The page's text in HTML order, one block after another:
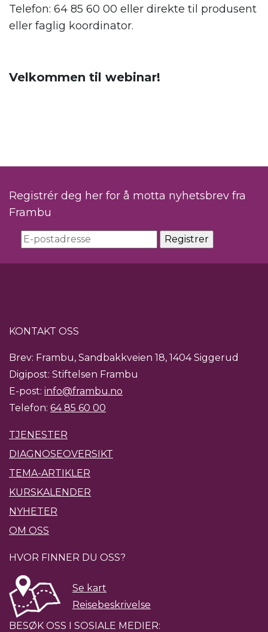
Telefon: 64 85 60 00 eller direkte til produsent
eller faglig koordinator.
Velkommen til webinar!
Registrér deg her for å motta nyhetsbrev fra
Frambu
KONTAKT OSS
Brev: Frambu, Sandbakkveien 18, 1404 Siggerud
Digipost: Stiftelsen Frambu
E-post: info@frambu.no
Telefon: 64 85 60 00
TJENESTER
DIAGNOSEOVERSIKT
TEMA-ARTIKLER
KURSKALENDER
NYHETER
OM OSS
HVOR FINNER DU OSS?
Se kart
Reisebeskrivelse
BESØK OSS I SOSIALE MEDIER: